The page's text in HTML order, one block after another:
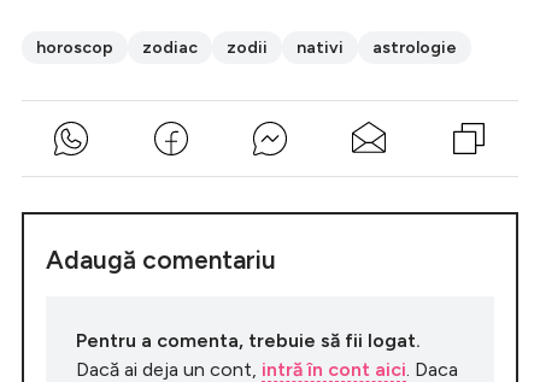
horoscop zodiac zodii nativi astrologie
Adaugă comentariu
Pentru a comenta, trebuie să fii logat.
Dacă ai deja un cont, intră în cont aici . Daca